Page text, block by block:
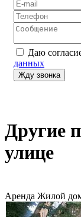
Даю
данных
Другие
улице
Аренда Жилой